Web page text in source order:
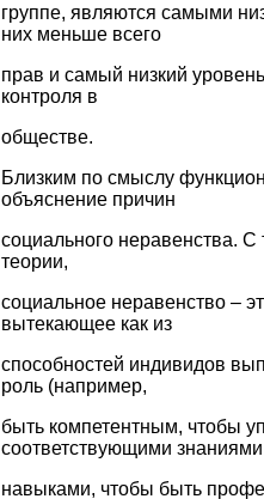
группе, являются самыми
них меньше всего
прав и самый низкий
контроля в
обществе.
Близким по смыслу
объяснение причин
социального неравенства. С
теории,
социальное неравенство –
вытекающее как из
способностей индивидов
роль (например,
быть компетентным, чтобы
соответствующими
навыками, чтобы быть